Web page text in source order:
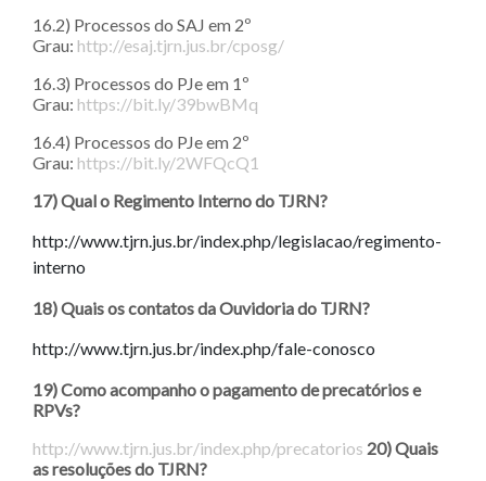
16.2) Processos do SAJ em 2º
Grau: http://esaj.tjrn.jus.br/cposg/
16.3) Processos do PJe em 1º
Grau: https://bit.ly/39bwBMq
16.4) Processos do PJe em 2º
Grau: https://bit.ly/2WFQcQ1
17) Qual o Regimento Interno do TJRN?
http://www.tjrn.jus.br/index.php/legislacao/regimento-
interno
18) Quais os contatos da Ouvidoria do TJRN?
http://www.tjrn.jus.br/index.php/fale-conosco
19) Como acompanho o pagamento de precatórios e
RPVs?
http://www.tjrn.jus.br/index.php/precatorios 20) Quais
as resoluções do TJRN?